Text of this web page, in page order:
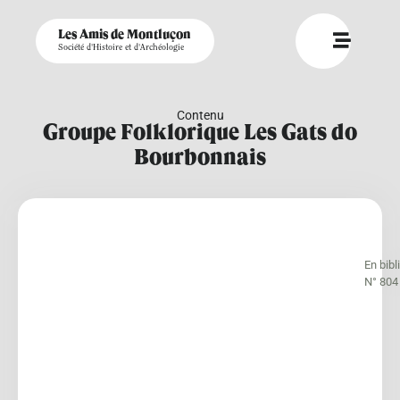
Les Amis de Montluçon
Société d'Histoire et d'Archéologie
Contenu
Groupe Folklorique Les Gats do
Bourbonnais
En
N° 804